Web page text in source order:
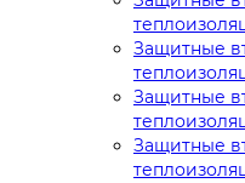
Защитные
Защитные
Защитные